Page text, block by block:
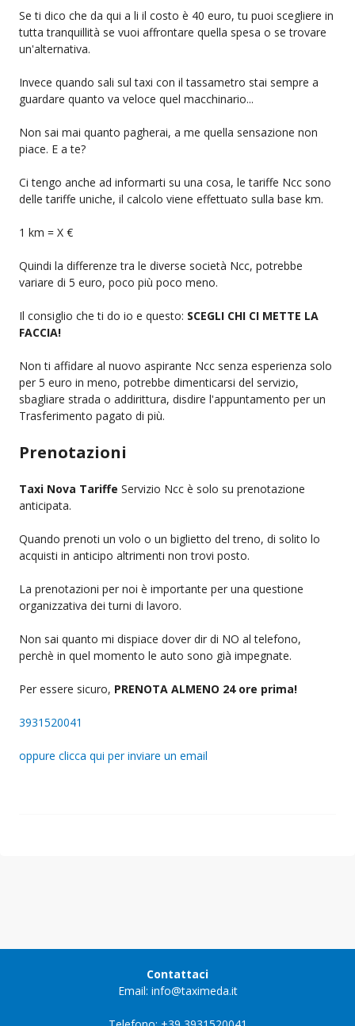
Se ti dico che da qui a li il costo è 40 euro, tu puoi scegliere in
tutta tranquillità se vuoi affrontare quella spesa o se trovare
un'alternativa.
Invece quando sali sul taxi con il tassametro stai sempre a
guardare quanto va veloce quel macchinario...
Non sai mai quanto pagherai, a me quella sensazione non
piace. E a te?
Ci tengo anche ad informarti su una cosa, le tariffe Ncc sono
delle tariffe uniche, il calcolo viene effettuato sulla base km.
1 km = X €
Quindi la differenze tra le diverse società Ncc, potrebbe
variare di 5 euro, poco più poco meno.
Il consiglio che ti do io e questo: SCEGLI CHI CI METTE LA
FACCIA!
Non ti affidare al nuovo aspirante Ncc senza esperienza solo
per 5 euro in meno, potrebbe dimenticarsi del servizio,
sbagliare strada o addirittura, disdire l'appuntamento per un
Trasferimento pagato di più.
Prenotazioni
Taxi Nova Tariffe Servizio Ncc è solo su prenotazione
anticipata.
Quando prenoti un volo o un biglietto del treno, di solito lo
acquisti in anticipo altrimenti non trovi posto.
La prenotazioni per noi è importante per una questione
organizzativa dei turni di lavoro.
Non sai quanto mi dispiace dover dir di NO al telefono,
perchè in quel momento le auto sono già impegnate.
Per essere sicuro, PRENOTA ALMENO 24 ore prima!
3931520041
oppure clicca qui per inviare un email
Contattaci
Email: info@taximeda.it